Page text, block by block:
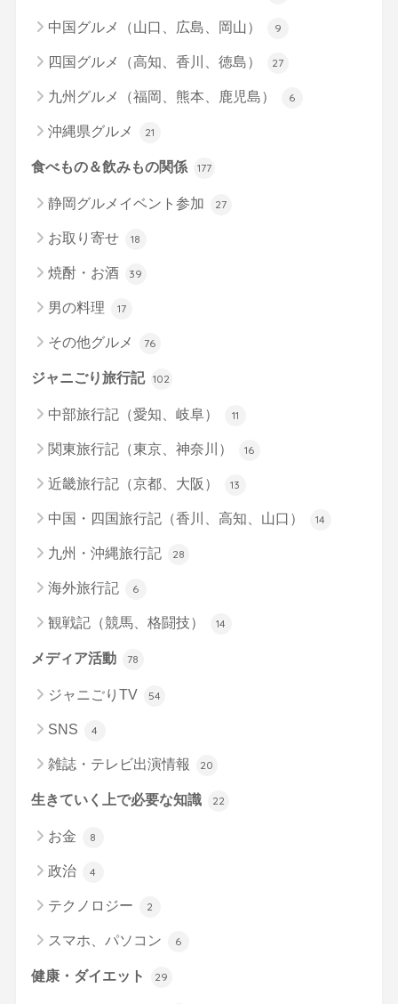
中国グルメ（山口、広島、岡山） 9
四国グルメ（高知、香川、徳島） 27
九州グルメ（福岡、熊本、鹿児島） 6
沖縄県グルメ 21
食べもの＆飲みもの関係 177
静岡グルメイベント参加 27
お取り寄せ 18
焼酎・お酒 39
男の料理 17
その他グルメ 76
ジャニごり旅行記 102
中部旅行記（愛知、岐阜） 11
関東旅行記（東京、神奈川） 16
近畿旅行記（京都、大阪） 13
中国・四国旅行記（香川、高知、山口） 14
九州・沖縄旅行記 28
海外旅行記 6
観戦記（競馬、格闘技） 14
メディア活動 78
ジャニごりTV 54
SNS 4
雑誌・テレビ出演情報 20
生きていく上で必要な知識 22
お金 8
政治 4
テクノロジー 2
スマホ、パソコン 6
健康・ダイエット 29